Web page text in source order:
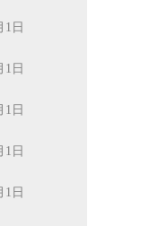
1日
1日
1日
1日
1日